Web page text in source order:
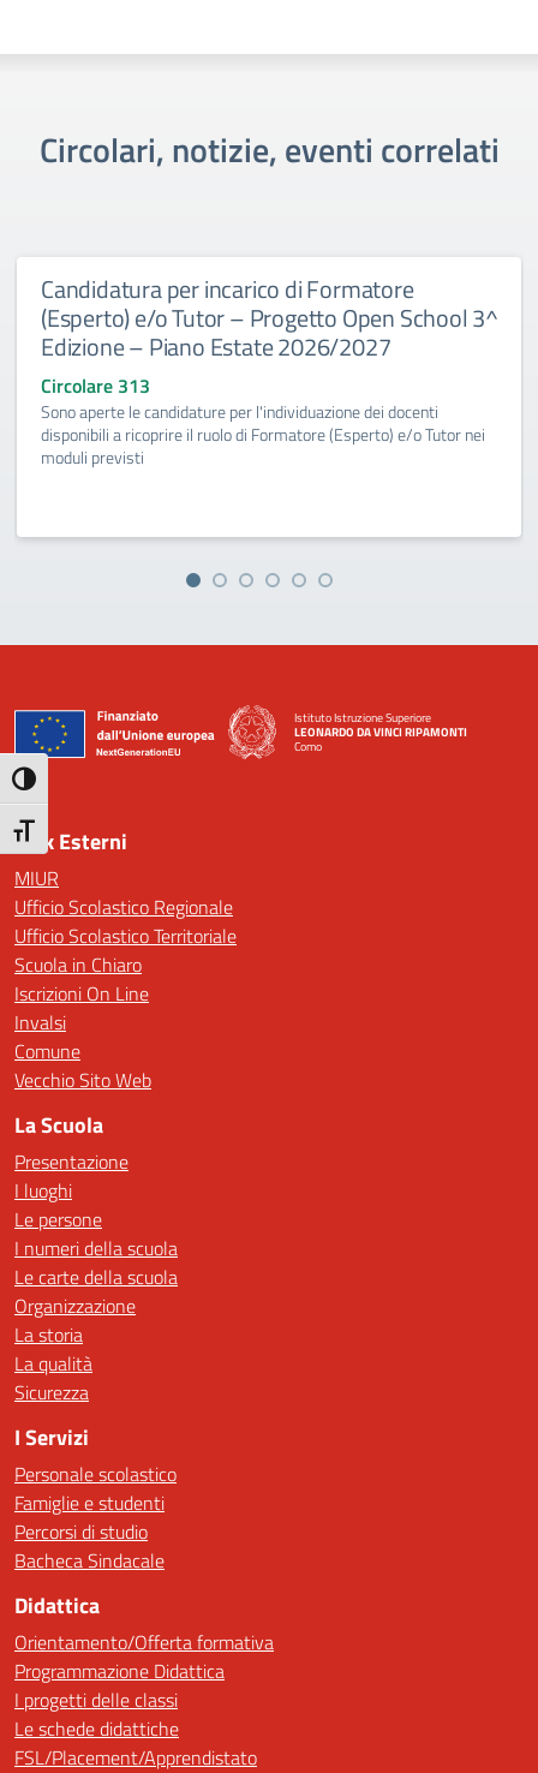
Attiva/disattiva alto contrasto
Attiva/disattiva dimensione testo
Circolari, notizie, eventi correlati
Candidatura per incarico di Formatore
(Esperto) e/o Tutor – Progetto Open School 3^
Edizione – Piano Estate 2026/2027
Circolare 313
Sono aperte le candidature per l'individuazione dei docenti
disponibili a ricoprire il ruolo di Formatore (Esperto) e/o Tutor nei
moduli previsti
Istituto Istruzione Superiore
LEONARDO DA VINCI RIPAMONTI
Como
Link Esterni
MIUR
Ufficio Scolastico Regionale
Ufficio Scolastico Territoriale
Scuola in Chiaro
Iscrizioni On Line
Invalsi
Comune
Vecchio Sito Web
La Scuola
Presentazione
I luoghi
Le persone
I numeri della scuola
Le carte della scuola
Organizzazione
La storia
La qualità
Sicurezza
I Servizi
Personale scolastico
Famiglie e studenti
Percorsi di studio
Bacheca Sindacale
Didattica
Orientamento/Offerta formativa
Programmazione Didattica
I progetti delle classi
Le schede didattiche
FSL/Placement/Apprendistato